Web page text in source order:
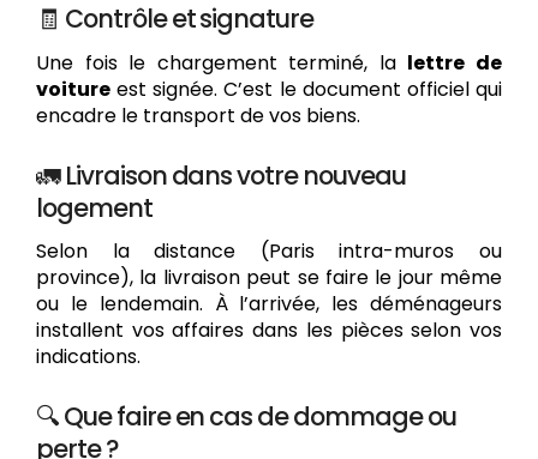
🧾 Contrôle et signature
Une fois le chargement terminé, la lettre de
voiture est signée. C’est le document officiel qui
encadre le transport de vos biens.
🚛 Livraison dans votre nouveau
logement
Selon la distance (Paris intra-muros ou
province), la livraison peut se faire le jour même
ou le lendemain. À l’arrivée, les déménageurs
installent vos affaires dans les pièces selon vos
indications.
🔍 Que faire en cas de dommage ou
perte ?